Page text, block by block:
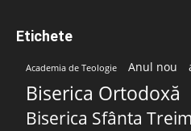
Etichete
Academia de Teologie Anul nou
Biserica Ortodoxă
Biserica Sfânta